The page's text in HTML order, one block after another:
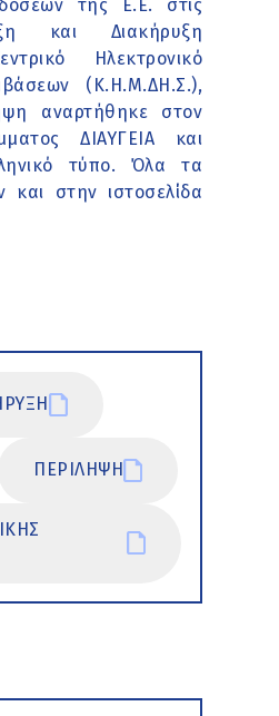
της Ε.Ε. στις
και Διακήρυξη
Ηλεκτρονικό
(Κ.Η.Μ.ΔΗ.Σ.),
αναρτήθηκε στον
ΔΙΑΥΓΕΙΑ και
τύπο. Όλα τα
στην ιστοσελίδα
ΠΕΡΙΛΗΨΗ